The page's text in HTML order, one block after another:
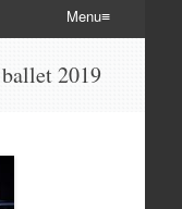
Menu
2019